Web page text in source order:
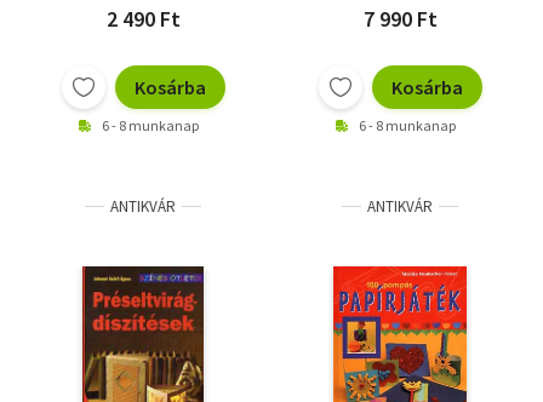
2 490 Ft
Kosárba
6 - 8 munkanap
7 990 Ft
Kosárba
6 - 8 munkanap
ANTIKVÁR ANTIKVÁR